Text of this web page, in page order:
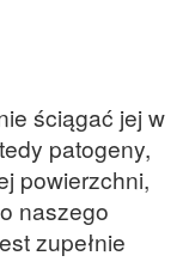
ściągać jej w
patogeny,
powierzchni,
naszego
zupełnie